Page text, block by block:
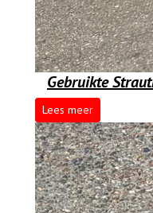
Gebruikte
Lees meer